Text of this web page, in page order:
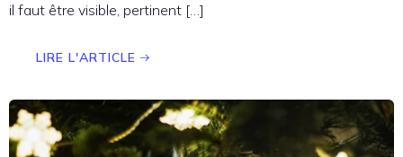
il faut être visible, pertinent […]
LIRE L'ARTICLE